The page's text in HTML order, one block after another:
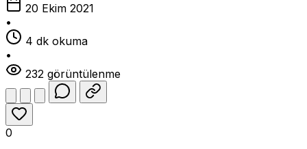
20 Ekim 2021
•
4 dk okuma
•
232 görüntülenme
0